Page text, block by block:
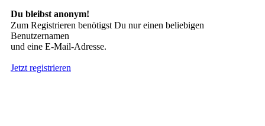
Du bleibst anonym!
Zum Registrieren benötigst Du nur einen beliebigen
Benutzernamen
und eine E-Mail-Adresse.
Jetzt registrieren